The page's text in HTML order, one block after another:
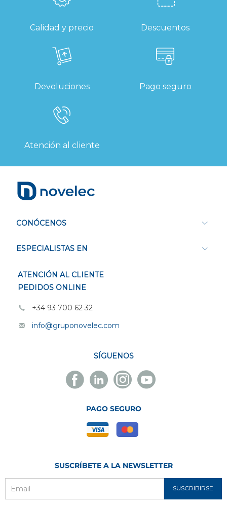
Calidad y precio Descuentos
Devoluciones Pago seguro
Atención al cliente
CONÓCENOS
ESPECIALISTAS EN
ATENCIÓN AL CLIENTE
PEDIDOS ONLINE
+34 93 700 62 32
info@gruponovelec.com
SÍGUENOS
Facebook
Novelec
Linkedin
Novelec
Instagram
Novelec
Youtube
Novelec
PAGO SEGURO
SUSCRÍBETE A LA NEWSLETTER
SUSCRIBIRSE